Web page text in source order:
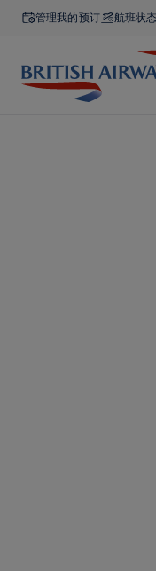
管理我的预订 航班状态